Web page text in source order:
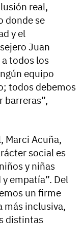
real,
donde se
y el
Juan
todos los
equipo
todos debemos
barreras”,
Marci Acuña,
social es
y niñas
empatía”. Del
un firme
más inclusiva,
distintas